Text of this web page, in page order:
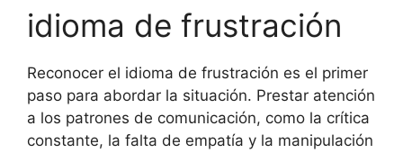
idioma de frustración
Reconocer el idioma de frustración es el primer
paso para abordar la situación. Prestar atención
a los patrones de comunicación, como la crítica
constante, la falta de empatía y la manipulación